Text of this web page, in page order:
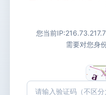
您当前IP:
需要对您身